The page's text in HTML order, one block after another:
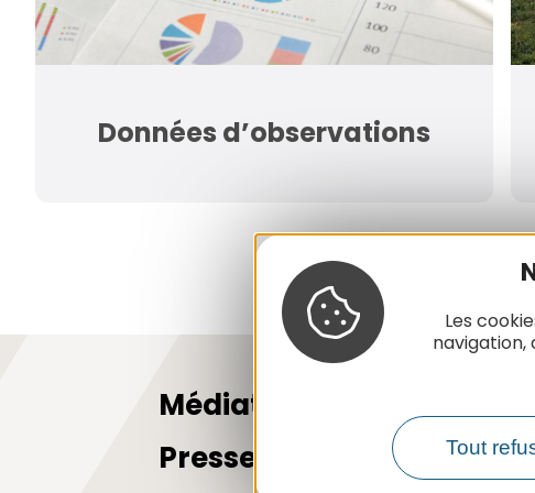
Les
Tout
Données d’observations
Médiathèque
Presse